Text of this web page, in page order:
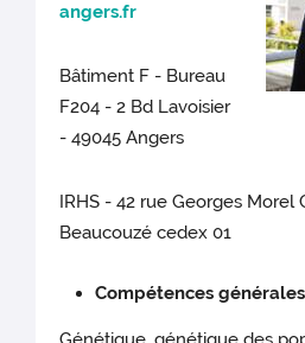
angers.fr
Bâtiment F - Bureau
F204 - 2 Bd Lavoisier
- 49045 Angers
IRHS - 42 rue Georges Morel
Beaucouzé cedex 01
Compétences générales